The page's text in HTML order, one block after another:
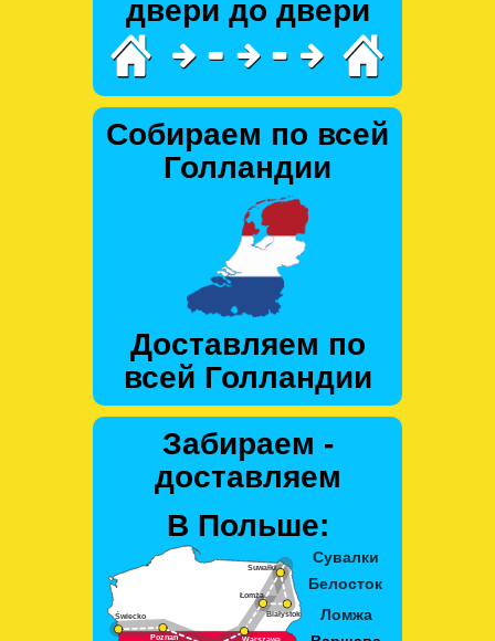
двери до двери
Собираем по всей
Голландии
Доставляем по
всей Голландии
Забираем -
доставляем
В Польше: